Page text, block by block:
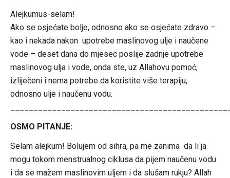
Alejkumus-selam!
Ako se osjećate bolje, odnosno ako se osjećate zdravo –
kao i nekada nakon upotrebe maslinovog ulje i naučene
vode – deset dana do mjesec poslije zadnje upotrebe
maslinovog ulja i vode, onda ste, uz Allahovu pomoć,
izliječeni i nema potrebe da koristite više terapiju,
odnosno ulje i naučenu vodu.
OSMO PITANJE:
Selam alejkum! Bolujem od sihra, pa me zanima da li ja
mogu tokom menstrualnog ciklusa da pijem naučenu vodu
i da se mažem maslinovim uljem i da slušam rukju? Allah